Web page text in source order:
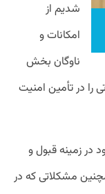
شدیم از
امکانات و
ناوگان بخش
را در تأمین امنیت
در زمینه قبول و
مشکلاتی که در